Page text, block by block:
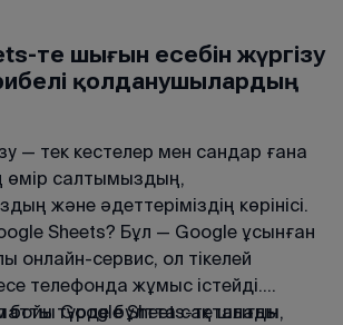
те шығын есебін жүргізу
қолданушылардың
— тек кестелер мен сандар ғана
өмір салтымыздың,
және әдеттеріміздің көрінісі.
Sheets? Бұл — Google ұсынған
онлайн-сервис, ол тікелей
телефонда жұмыс істейді.
түрде бұлтта сақталады,
бойы Google Sheets-те шығын